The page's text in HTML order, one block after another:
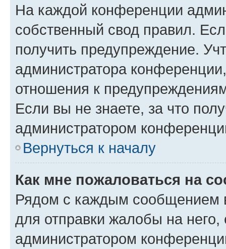
На каждой конференции
собственный свод правил.
получить предупреждение.
администратора
отношения к
Если вы не знаете, за что
администратором
Вернуться к началу
Как мне пожаловаться на
Рядом с каждым сообщением
для отправки жалобы на
администратором